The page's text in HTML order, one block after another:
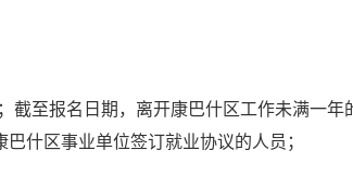
至报名日期，离开康巴什区工作未满一年
什区事业单位签订就业协议的人员；